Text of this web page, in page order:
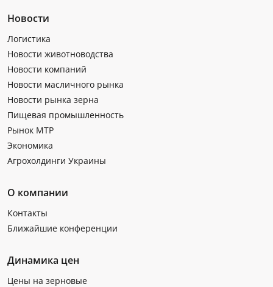
Новости
Логистика
Новости животноводства
Новости компаний
Новости масличного рынка
Новости рынка зерна
Пищевая промышленность
Рынок МТР
Экономика
Агрохолдинги Украины
О компании
Контакты
Ближайшие конференции
Динамика цен
Цены на зерновые